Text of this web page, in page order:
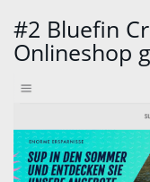
#2 Bluefin
Onlineshop